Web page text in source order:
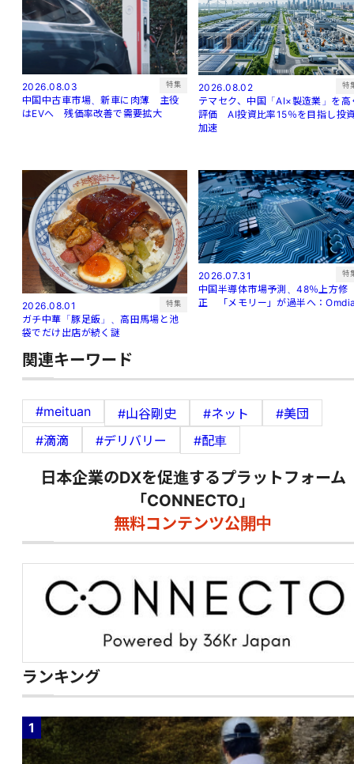
2026.08.03 特集
中国中古車市場、新車に肉薄 主役
はEVへ 残価率改善で需要拡大
2026.08.02 特
テマセク、中国「AI×製造業」を高
評価 AI投資比率15％を目指し投
加速
2026.08.01 特集
ガチ中華「豚足飯」、高田馬場と池
袋でだけ出店が続く謎
2026.07.31 特
中国半導体市場予測、48％上方修
正 「メモリー」が過半へ：
関連キーワード
#meituan #山谷剛史 #ネット
#美団
#滴滴
#デリバリー #配車
日本企業のDXを促進するプラットフォーム
「CONNECTO」
無料コンテンツ公開中
ランキング
1